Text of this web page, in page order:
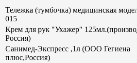
Тележка (тумбочка) медицинская
015
Крем для рук "Ухажер"
Россия)
Санимед-Экспресс ,1л (ООО Гегиена
плюс,Россия)